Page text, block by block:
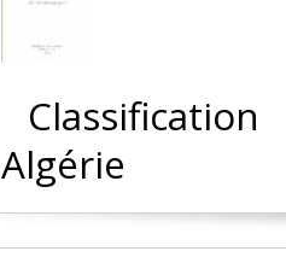
Algérie‎